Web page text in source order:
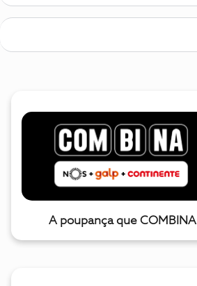
A poupança que COMBINA